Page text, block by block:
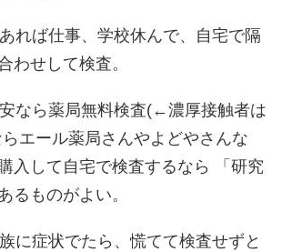
れば仕事、学校休んで、自宅で隔
わせして検査。
なら薬局無料検査(←濃厚接触者は
エール薬局さんやよどやさんな
入して自宅で検査するなら 「研究
るものがよい。
に症状でたら、慌てて検査せずと